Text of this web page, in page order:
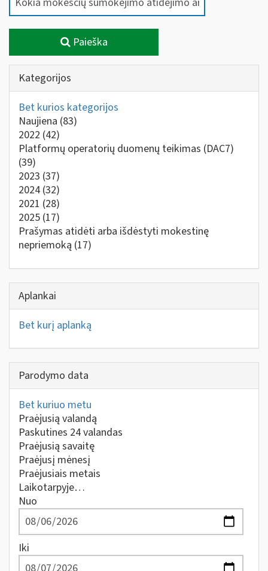
Paieška
Kategorijos
Bet kurios kategorijos
Naujiena (83)
2022 (42)
Platformų operatorių duomenų teikimas (DAC7)
(39)
2023 (37)
2024 (32)
2021 (28)
2025 (17)
Prašymas atidėti arba išdėstyti mokestinę
nepriemoką (17)
Aplankai
Bet kurį aplanką
Parodymo data
Bet kuriuo metu
Praėjusią valandą
Paskutines 24 valandas
Praėjusią savaitę
Praėjusį mėnesį
Praėjusiais metais
Laikotarpyje…
Nuo
Iki